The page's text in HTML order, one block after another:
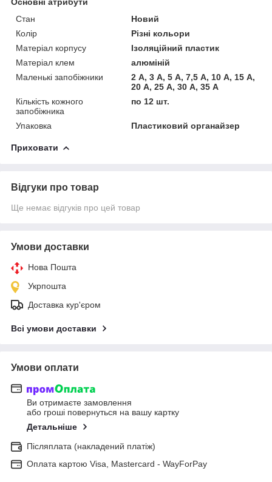
Стан
Новий
Колір
Різні кольори
Матеріал корпусу
Ізоляційний пластик
Матеріал клем
алюміній
Маленькі запобіжники
2 А, 3 А, 5 А, 7,5 А, 10 А, 15 А,
20 А, 25 А, 30 А, 35 А
Кількість кожного
запобіжника
по 12 шт.
Упаковка Пластиковий органайзер
Приховати
Відгуки про товар
Ще немає відгуків про цей товар
Умови доставки
Нова Пошта
Укрпошта
Доставка кур'єром
Всі умови доставки
Умови оплати
Ви отримаєте замовлення
або гроші повернуться на вашу картку
Детальніше
Післяплата (накладений платіж)
Оплата картою Visa, Mastercard - WayForPay